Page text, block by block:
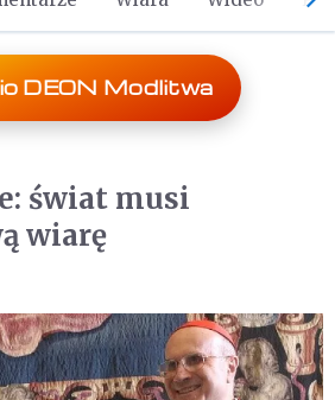
DEON Modlitwa
świat musi
wiarę